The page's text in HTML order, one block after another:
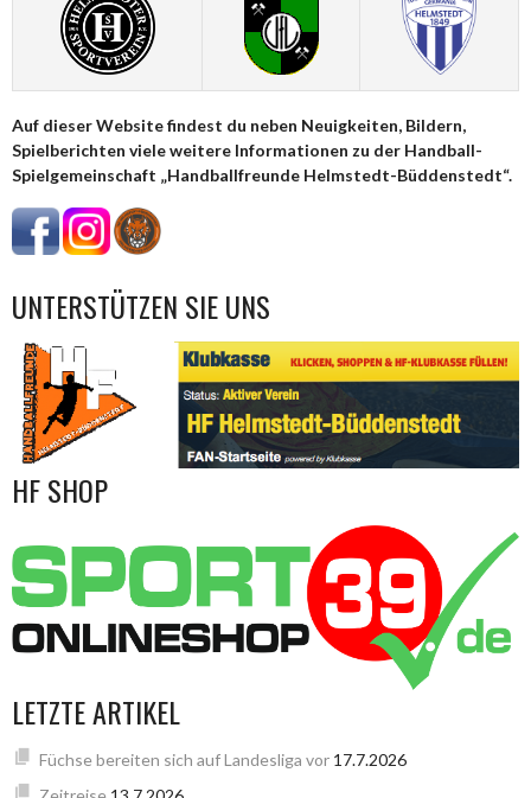
Auf dieser Website findest du neben Neuigkeiten, Bildern,
Spielberichten viele weitere Informationen zu der Handball-
Spielgemeinschaft „Handballfreunde Helmstedt-Büddenstedt“.
UNTERSTÜTZEN SIE UNS
HF SHOP
LETZTE ARTIKEL
Füchse bereiten sich auf Landesliga vor 17.7.2026